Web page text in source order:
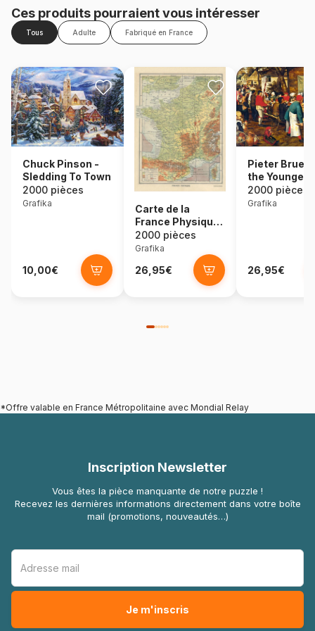
Ces produits pourraient vous intéresser
Tous Adulte Fabriqué en France
Chuck Pinson -
Sledding To Town
2000 pièces
Grafika
10,00€
Carte de la
France Physique
- Larousse, 1925
2000 pièces
Grafika
26,95€
Pieter
the Younger -
Noce
1630
2000 pièces
Grafika
26,95€
*Offre valable en France Métropolitaine avec Mondial Relay
Inscription Newsletter
Vous êtes la pièce manquante de notre puzzle !
Recevez les dernières informations directement dans votre boîte
mail (promotions, nouveautés…)